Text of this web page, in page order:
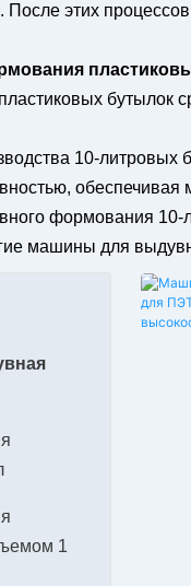
этих
бутылок
10-литровых
обеспечивая
формования 10-
машины для
1